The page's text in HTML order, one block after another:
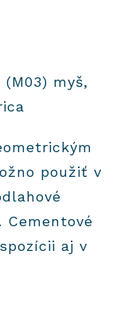
(M03) myš,
použiť v
Cementové
aj v